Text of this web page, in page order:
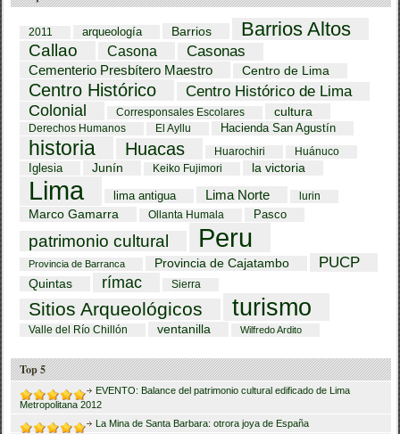
2011 arqueología Barrios Barrios Altos
Callao Casona Casonas
Cementerio Presbítero Maestro Centro de Lima
Centro Histórico
Centro Histórico de Lima
Colonial
Corresponsales Escolares cultura
Derechos Humanos El Ayllu Hacienda San Agustín
historia Huacas Huarochiri Huánuco
Iglesia Junín Keiko Fujimori la victoria
Lima lima antigua Lima Norte lurin
Marco Gamarra Ollanta Humala Pasco
patrimonio cultural Peru
Provincia de Barranca Provincia de Cajatambo PUCP
Quintas rímac Sierra
Sitios Arqueológicos turismo
Valle del Río Chillón ventanilla Wilfredo Ardito
Top 5
EVENTO: Balance del patrimonio cultural edificado de Lima
Metropolitana 2012
La Mina de Santa Barbara: otrora joya de España